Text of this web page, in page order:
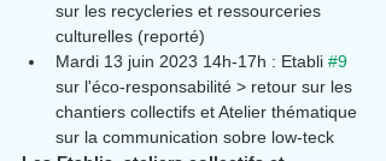
sur les recycleries et ressourceries
culturelles (reporté)
Mardi 13 juin 2023 14h-17h : Etabli #9
sur l'éco-responsabilité > retour sur les
chantiers collectifs et Atelier thématique
sur la communication sobre low-teck